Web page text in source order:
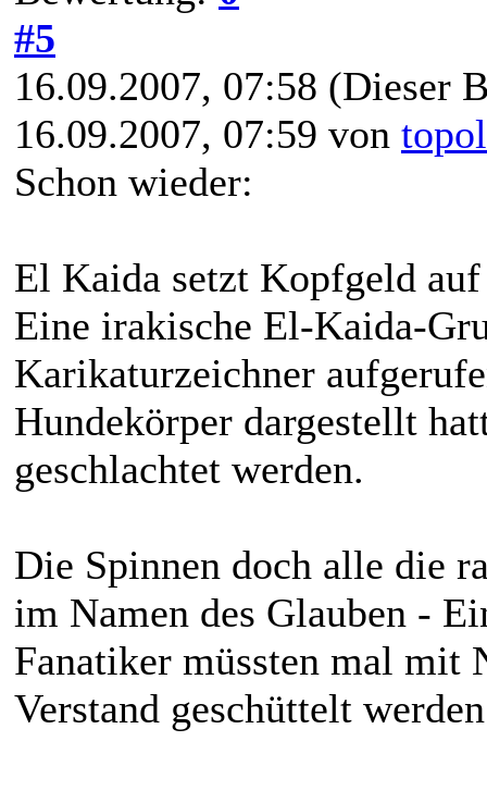
#5
16.09.2007, 07:58 (Dieser
16.09.2007, 07:59 von
Schon wieder:
El Kaida setzt Kopfgeld
Eine irakische El-Kaida-
Karikaturzeichner
Hundekörper dargestellt
geschlachtet werden.
Die Spinnen doch alle die
im Namen des Glauben -
Fanatiker müssten mal mit
Verstand geschüttelt